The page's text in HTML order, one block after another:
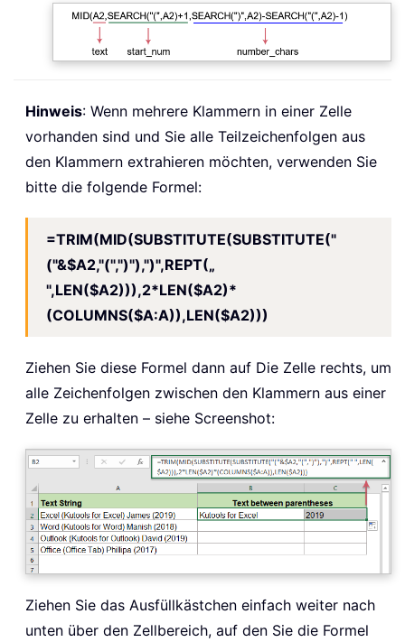
Hinweis: Wenn mehrere Klammern in einer Zelle
vorhanden sind und Sie alle Teilzeichenfolgen aus
den Klammern extrahieren möchten, verwenden Sie
bitte die folgende Formel:
=TRIM(MID(SUBSTITUTE(SUBSTITUTE("
("&$A2,"(",")"),")",REPT(„
",LEN($A2))),2*LEN($A2)*
(COLUMNS($A:A)),LEN($A2)))
Ziehen Sie diese Formel dann auf Die Zelle rechts, um
alle Zeichenfolgen zwischen den Klammern aus einer
Zelle zu erhalten – siehe Screenshot:
Ziehen Sie das Ausfüllkästchen einfach weiter nach
unten über den Zellbereich, auf den Sie die Formel